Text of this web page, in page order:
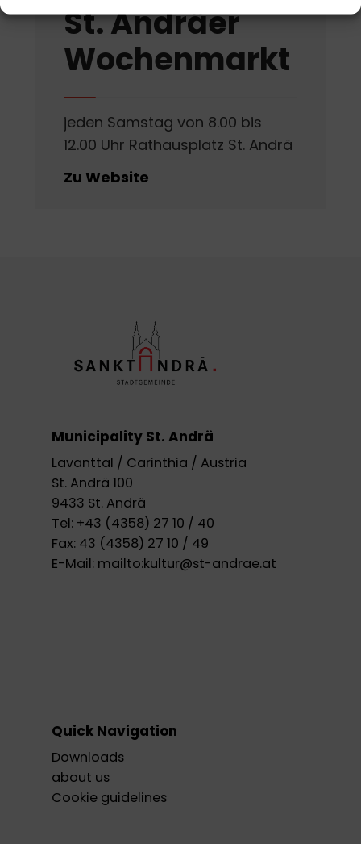
St. Andräer
Wochenmarkt
jeden Samstag von 8.00 bis
12.00 Uhr Rathausplatz St. Andrä
Zu Website
Municipality St. Andrä
Lavanttal / Carinthia / Austria
St. Andrä 100
9433 St. Andrä
Tel: +43 (4358) 27 10 / 40
Fax: 43 (4358) 27 10 / 49
E-Mail: mailto:kultur@st-andrae.at
Quick Navigation
Downloads
about us
Cookie guidelines